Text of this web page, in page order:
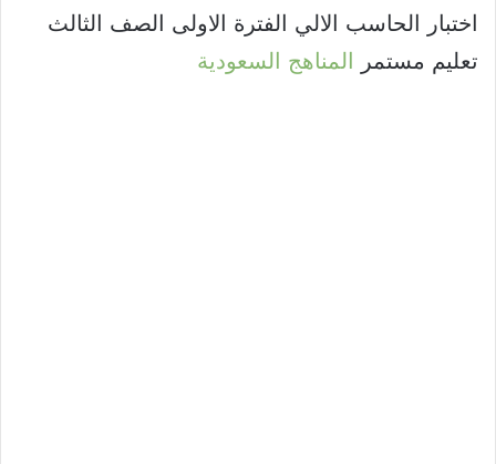
اختبار الحاسب الالي الفترة الاولى الصف الثالث
تعليم مستمر المناهج السعودية